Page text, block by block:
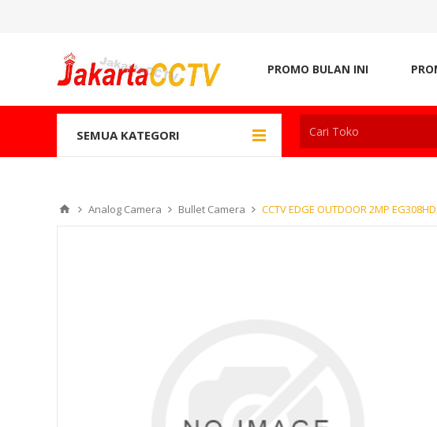
PROMO BULAN INI
SEMUA KATEGORI
Analog Camera Bullet Camera CCTV EDGE OUTDOOR 2MP